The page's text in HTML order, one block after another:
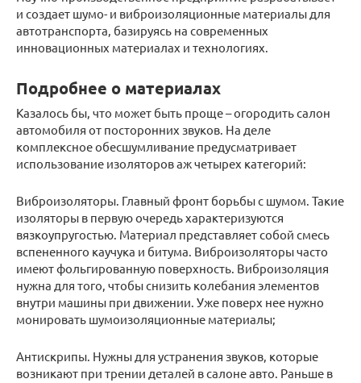
и создает шумо- и виброизоляционные материалы для
автотранспорта, базируясь на современных
инновационных материалах и технологиях.
Подробнее о материалах
Казалось бы, что может быть проще – огородить салон
автомобиля от посторонних звуков. На деле
комплексное обесшумливание предусматривает
использование изоляторов аж четырех категорий:
Виброизоляторы. Главный фронт борьбы с шумом. Такие
изоляторы в первую очередь характеризуются
вязкоупругостью. Материал представляет собой смесь
вспененного каучука и битума. Виброизоляторы часто
имеют фольгированную поверхность. Виброизоляция
нужна для того, чтобы снизить колебания элементов
внутри машины при движении. Уже поверх нее нужно
монировать шумоизоляционные материалы;
Антискрипы. Нужны для устранения звуков, которые
возникают при трении деталей в салоне авто. Раньше в